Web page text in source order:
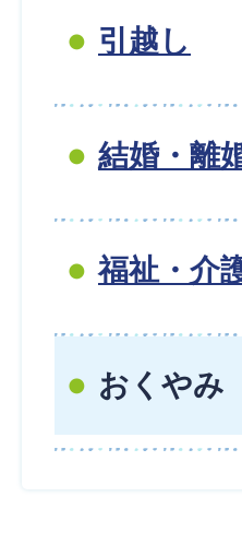
引越し
結婚・離
福祉・介
おくやみ